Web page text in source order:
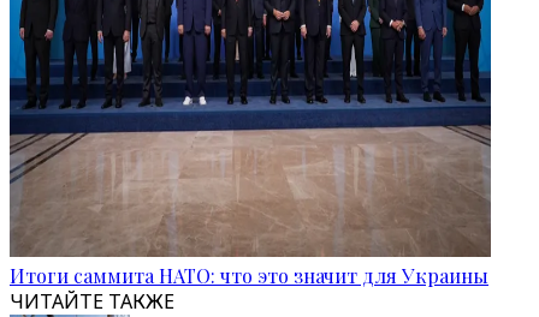
Итоги саммита НАТО: что это значит для Украины
ЧИТАЙТЕ ТАКЖЕ